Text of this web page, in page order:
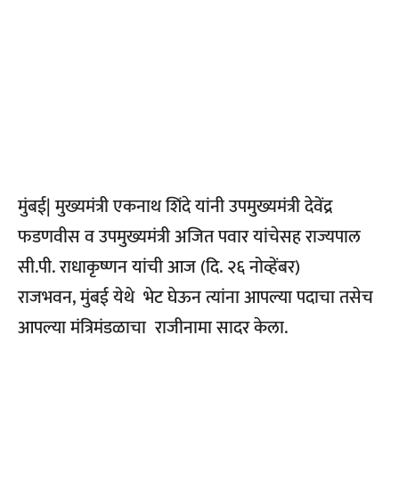
मुंबई| मुख्यमंत्री एकनाथ शिंदे यांनी उपमुख्यमंत्री देवेंद्र
फडणवीस व उपमुख्यमंत्री अजित पवार यांचेसह राज्यपाल
सी.पी. राधाकृष्णन यांची आज (दि. २६ नोव्हेंबर)
राजभवन,मुंबई येथे भेट घेऊन त्यांना आपल्या पदाचा तसेच
आपल्या मंत्रिमंडळाचा राजीनामा सादर केला.